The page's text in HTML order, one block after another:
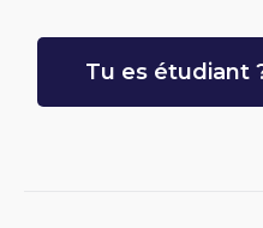
Tu es étudiant